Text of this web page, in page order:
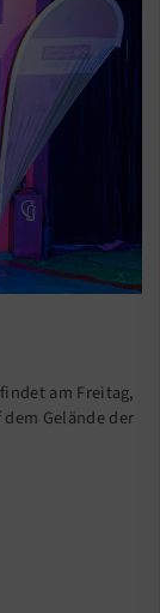
am Freitag,
Gelände der